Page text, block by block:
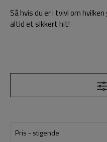
Så hvis du er i tvivl om
altid et sikkert hit!